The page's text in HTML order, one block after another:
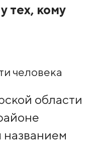
тех, кому
человека
области
названием